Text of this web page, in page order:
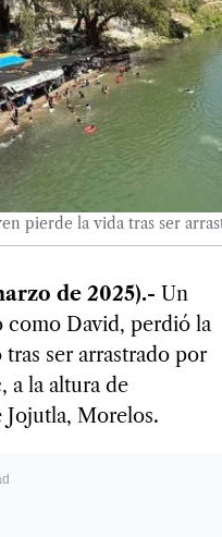
pierde la vida tras ser
de 2025).- Un
como David, perdió la
ser arrastrado por
a la altura de
Morelos.